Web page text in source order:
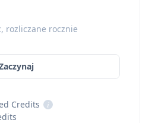
rozliczane rocznie
Credits
i